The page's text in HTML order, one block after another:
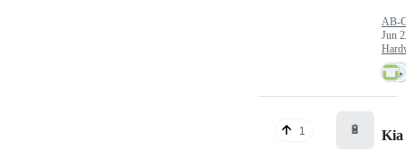
AB-
Jun
1 🔋 Kia